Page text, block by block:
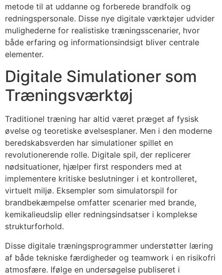
metode til at uddanne og forberede brandfolk og
redningspersonale. Disse nye digitale værktøjer udvider
mulighederne for realistiske træningsscenarier, hvor
både erfaring og informationsindsigt bliver centrale
elementer.
Digitale Simulationer som
Træningsværktøj
Traditionel træning har altid været præget af fysisk
øvelse og teoretiske øvelsesplaner. Men i den moderne
beredskabsverden har simulationer spillet en
revolutionerende rolle. Digitale spil, der replicerer
nødsituationer, hjælper first responders med at
implementere kritiske beslutninger i et kontrolleret,
virtuelt miljø. Eksempler som simulatorspil for
brandbekæmpelse omfatter scenarier med brande,
kemikalieudslip eller redningsindsatser i komplekse
strukturforhold.
Disse digitale træningsprogrammer understøtter læring
af både tekniske færdigheder og teamwork i en risikofri
atmosfære. Ifølge en undersøgelse publiseret i